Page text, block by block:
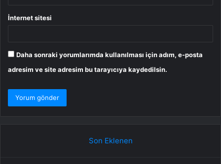
İnternet sitesi
Daha sonraki yorumlarımda kullanılması için adım, e-posta
adresim ve site adresim bu tarayıcıya kaydedilsin.
Son Eklenen